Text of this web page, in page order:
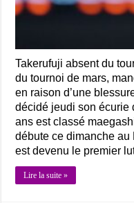
Takerufuji absent du
du tournoi de mars,
en raison d’une
décidé jeudi son écurie
ans est classé
débute ce dimanche au
est devenu le premier
Lire la suite »